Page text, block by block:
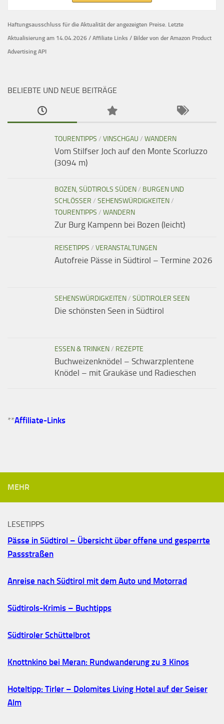
Haftungsausschluss für die Aktualität der angezeigten Preise. Letzte
Aktualisierung am 14.04.2026 / Affiliate Links / Bilder von der Amazon Product
Advertising API
BELIEBTE UND NEUE BEITRÄGE
TOURENTIPPS / VINSCHGAU / WANDERN
Vom Stilfser Joch auf den Monte Scorluzzo
(3094 m)
BOZEN, SÜDTIROLS SÜDEN/ BURGEN UND
SCHLÖSSER / SEHENSWÜRDIGKEITEN/
TOURENTIPPS / WANDERN
Zur Burg Kampenn bei Bozen (leicht)
REISETIPPS / VERANSTALTUNGEN
Autofreie Pässe in Südtirol – Termine 2026
SEHENSWÜRDIGKEITEN/ SÜDTIROLER SEEN
Die schönsten Seen in Südtirol
ESSEN & TRINKEN/ REZEPTE
Buchweizenknödel – Schwarzplentene
Knödel – mit Graukäse und Radieschen
**Affiliate-Links
MEHR
LESETIPPS
Pässe in Südtirol – Übersicht über offene und gesperrte
Passstraßen
Anreise nach Südtirol mit dem Auto und Motorrad
Südtirols-Krimis – Buchtipps
Südtiroler Schüttelbrot
Knottnkino bei Meran: Rundwanderung zu 3 Kinos
Hoteltipp: Tirler – Dolomites Living Hotel auf der Seiser
Alm